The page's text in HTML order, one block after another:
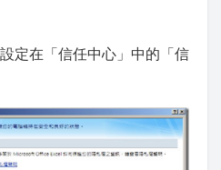
定在「信任中心」中的「信